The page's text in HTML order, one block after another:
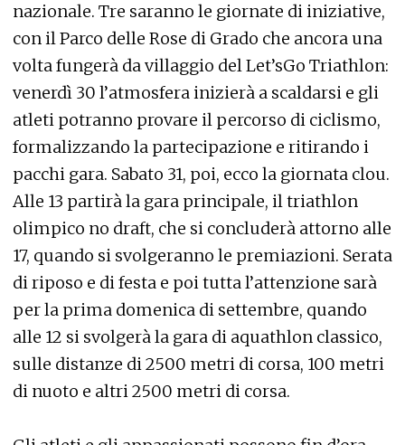
nazionale. Tre saranno le giornate di iniziative,
con il Parco delle Rose di Grado che ancora una
volta fungerà da villaggio del Let’sGo Triathlon:
venerdì 30 l’atmosfera inizierà a scaldarsi e gli
atleti potranno provare il percorso di ciclismo,
formalizzando la partecipazione e ritirando i
pacchi gara. Sabato 31, poi, ecco la giornata clou.
Alle 13 partirà la gara principale, il triathlon
olimpico no draft, che si concluderà attorno alle
17, quando si svolgeranno le premiazioni. Serata
di riposo e di festa e poi tutta l’attenzione sarà
per la prima domenica di settembre, quando
alle 12 si svolgerà la gara di aquathlon classico,
sulle distanze di 2500 metri di corsa, 100 metri
di nuoto e altri 2500 metri di corsa.